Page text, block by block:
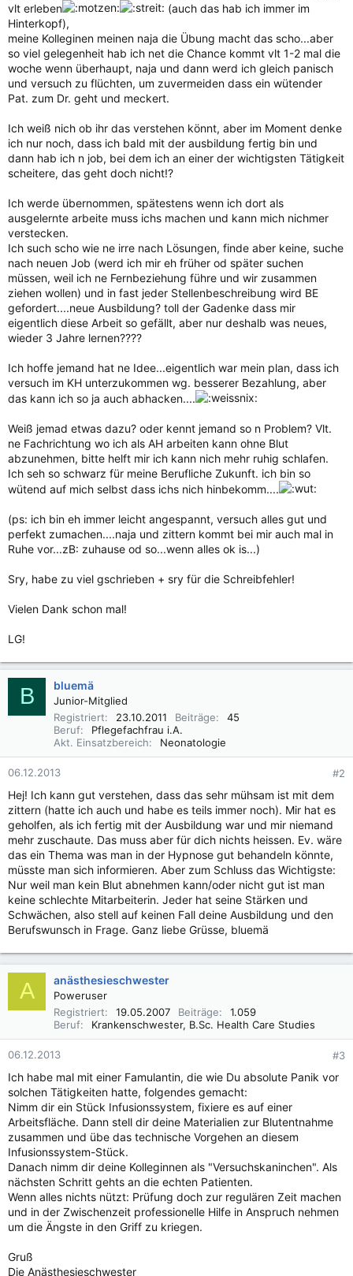
vlt erleben
(auch das hab ich immer im
Hinterkopf),
meine Kolleginen meinen naja die Übung macht das scho...aber
so viel gelegenheit hab ich net die Chance kommt vlt 1-2 mal die
woche wenn überhaupt, naja und dann werd ich gleich panisch
und versuch zu flüchten, um zuvermeiden dass ein wütender
Pat. zum Dr. geht und meckert.
Ich weiß nich ob ihr das verstehen könnt, aber im Moment denke
ich nur noch, dass ich bald mit der ausbildung fertig bin und
dann hab ich n job, bei dem ich an einer der wichtigsten Tätigkeit
scheitere, das geht doch nicht!?
Ich werde übernommen, spätestens wenn ich dort als
ausgelernte arbeite muss ichs machen und kann mich nichmer
verstecken.
Ich such scho wie ne irre nach Lösungen, finde aber keine, suche
nach neuen Job (werd ich mir eh früher od später suchen
müssen, weil ich ne Fernbeziehung führe und wir zusammen
ziehen wollen) und in fast jeder Stellenbeschreibung wird BE
gefordert....neue Ausbildung? toll der Gadenke dass mir
eigentlich diese Arbeit so gefällt, aber nur deshalb was neues,
wieder 3 Jahre lernen????
Ich hoffe jemand hat ne Idee...eigentlich war mein plan, dass ich
versuch im KH unterzukommen wg. besserer Bezahlung, aber
das kann ich so ja auch abhacken....
Weiß jemad etwas dazu? oder kennt jemand so n Problem? Vlt.
ne Fachrichtung wo ich als AH arbeiten kann ohne Blut
abzunehmen, bitte helft mir ich kann nich mehr ruhig schlafen.
Ich seh so schwarz für meine Berufliche Zukunft. ich bin so
wütend auf mich selbst dass ichs nich hinbekomm....
(ps: ich bin eh immer leicht angespannt, versuch alles gut und
perfekt zumachen....naja und zittern kommt bei mir auch mal in
Ruhe vor...zB: zuhause od so...wenn alles ok is...)
Sry, habe zu viel gschrieben + sry für die Schreibfehler!
Vielen Dank schon mal!
LG!
B bluemä
Junior-Mitglied
Registriert
23.10.2011 Beiträge
45
Beruf
Pflegefachfrau i.A.
Akt. Einsatzbereich
Neonatologie
06.12.2013 #2
Hej! Ich kann gut verstehen, dass das sehr mühsam ist mit dem
zittern (hatte ich auch und habe es teils immer noch). Mir hat es
geholfen, als ich fertig mit der Ausbildung war und mir niemand
mehr zuschaute. Das muss aber für dich nichts heissen. Ev. wäre
das ein Thema was man in der Hypnose gut behandeln könnte,
müsste man sich informieren. Aber zum Schluss das Wichtigste:
Nur weil man kein Blut abnehmen kann/oder nicht gut ist man
keine schlechte Mitarbeiterin. Jeder hat seine Stärken und
Schwächen, also stell auf keinen Fall deine Ausbildung und den
Berufswunsch in Frage. Ganz liebe Grüsse, bluemä
A anästhesieschwester
Poweruser
Registriert
19.05.2007 Beiträge
1.059
Beruf
Krankenschwester, B.Sc. Health Care Studies
06.12.2013 #3
Ich habe mal mit einer Famulantin, die wie Du absolute Panik vor
solchen Tätigkeiten hatte, folgendes gemacht:
Nimm dir ein Stück Infusionssystem, fixiere es auf einer
Arbeitsfläche. Dann stell dir deine Materialien zur Blutentnahme
zusammen und übe das technische Vorgehen an diesem
Infusionssystem-Stück.
Danach nimm dir deine Kolleginnen als "Versuchskaninchen". Als
nächsten Schritt gehts an die echten Patienten.
Wenn alles nichts nützt: Prüfung doch zur regulären Zeit machen
und in der Zwischenzeit professionelle Hilfe in Anspruch nehmen
um die Ängste in den Griff zu kriegen.
Gruß
Die Anästhesieschwester